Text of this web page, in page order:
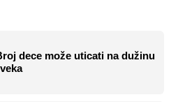
dece može uticati na dužinu